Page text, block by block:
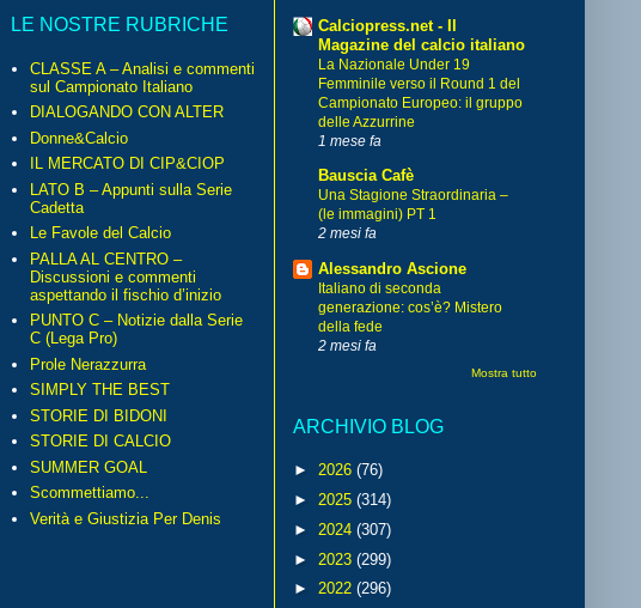
LE NOSTRE RUBRICHE
CLASSE A – Analisi e commenti
sul Campionato Italiano
DIALOGANDO CON ALTER
Donne&Calcio
IL MERCATO DI CIP&CIOP
LATO B – Appunti sulla Serie
Cadetta
Le Favole del Calcio
PALLA AL CENTRO –
Discussioni e commenti
aspettando il fischio d’inizio
PUNTO C – Notizie dalla Serie
C (Lega Pro)
Prole Nerazzurra
SIMPLY THE BEST
STORIE DI BIDONI
STORIE DI CALCIO
SUMMER GOAL
Scommettiamo...
Verità e Giustizia Per Denis
Calciopress.net - Il
Magazine del calcio italiano
La Nazionale Under 19
Femminile verso il Round 1 del
Campionato Europeo: il gruppo
delle Azzurrine
1 mese fa
Bauscia Cafè
Una Stagione Straordinaria –
(le immagini) PT 1
2 mesi fa
Alessandro Ascione
Italiano di seconda
generazione: cos’è? Mistero
della fede
2 mesi fa
Mostra tutto
ARCHIVIO BLOG
► 2026 (76)
► 2025 (314)
► 2024 (307)
► 2023 (299)
► 2022 (296)